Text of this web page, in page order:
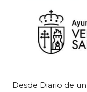
Desde Diario de